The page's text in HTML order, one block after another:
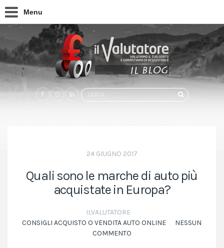
Menu
Search
CERCA
24 GIUGNO 2017
Quali sono le marche di auto più
acquistate in Europa?
ILVALUTATORE
CONSIGLI ACQUISTO O VENDITA AUTO ONLINE
NESSUN
COMMENTO